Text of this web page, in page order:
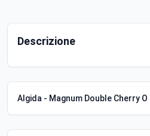
Descrizione
Algida - Magnum Double Cherry